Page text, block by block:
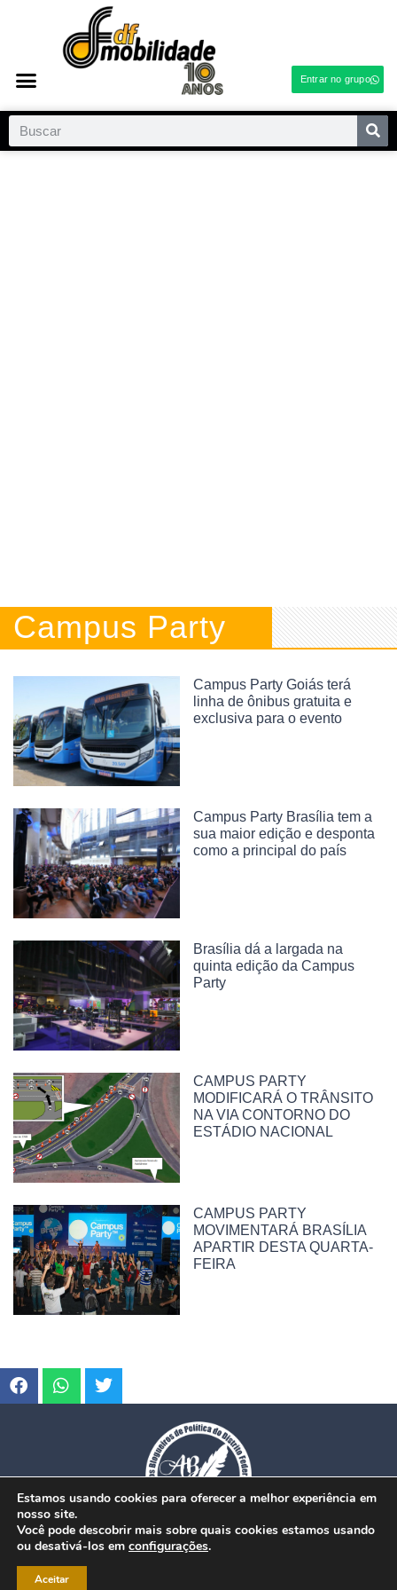
Entrar no grupo
Campus Party
Campus Party Goiás terá
linha de ônibus gratuita e
exclusiva para o evento
Campus Party Brasília tem a
sua maior edição e desponta
como a principal do país
Brasília dá a largada na
quinta edição da Campus
Party
CAMPUS PARTY
MODIFICARÁ O TRÂNSITO
NA VIA CONTORNO DO
ESTÁDIO NACIONAL
CAMPUS PARTY
MOVIMENTARÁ BRASÍLIA
APARTIR DESTA QUARTA-
FEIRA
Estamos usando cookies para oferecer a melhor experiência em
nosso site.
Você pode descobrir mais sobre quais cookies estamos usando
ou desativá-los em configurações.
Aceitar